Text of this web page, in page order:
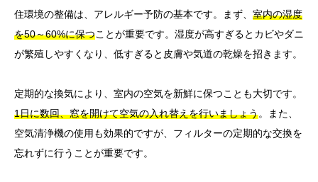
住環境の整備は、アレルギー予防の基本です。まず、 室内の湿度
を50～60%に保つことが重要です。湿度が高すぎるとカビやダニ
が繁殖しやすくなり、低すぎると皮膚や気道の乾燥を招きます。
定期的な換気により、室内の空気を新鮮に保つことも大切です。
1日に数回、窓を開けて空気の入れ替えを行いましょう。また、
空気清浄機の使用も効果的ですが、フィルターの定期的な交換を
忘れずに行うことが重要です。